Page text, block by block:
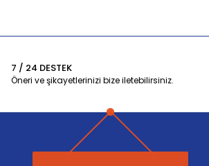
7 / 24 DESTEK
Öneri ve şikayetlerinizi bize iletebilirsiniz.